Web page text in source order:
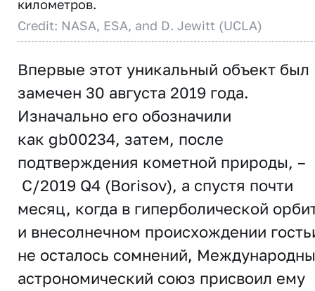
километров.
Credit: NASA, ESA, and D. Jewitt (UCLA)
Впервые этот уникальный объект был
замечен 30 августа 2019 года.
Изначально его обозначили
как gb00234, затем, после
подтверждения кометной природы, –
C/2019 Q4 (Borisov), а спустя почти
месяц, когда в гиперболической
и внесолнечном происхождении
не осталось сомнений,
астрономический союз присвоил ему